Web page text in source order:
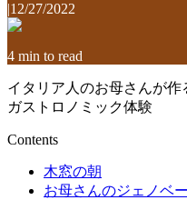
|12/27/2022
4 min to read
イタリア人のお母さんが
ガストロノミック体験
Contents
木窓の朝
お母さんのジェノベ